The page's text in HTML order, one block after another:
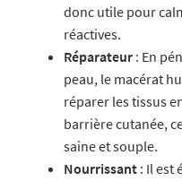
donc utile pour
réactives.
Réparateur: En
peau, le macérat
réparer les tissus
barrière cutanée,
saine et souple.
Nourrissant: Il est